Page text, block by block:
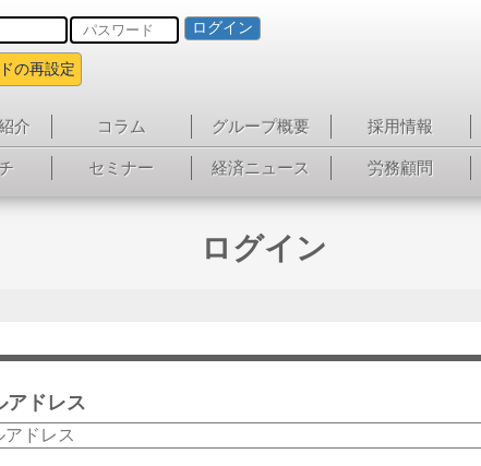
ログイン
の再設定
介 コラム グループ概要 採用情報
セミナー 経済ニュース 労務顧問
ログイン
アドレス